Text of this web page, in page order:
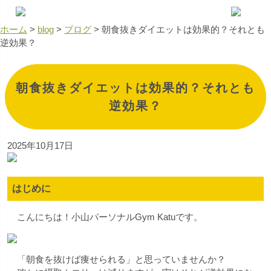
ホーム > blog > ブログ > 朝食抜きダイエットは効果的？それとも
逆効果？
朝食抜きダイエットは効果的？それとも
逆効果？
2025年10月17日
はじめに
こんにちは！小山パーソナルGym Katuです。
「朝食を抜けば痩せられる」と思っていませんか？